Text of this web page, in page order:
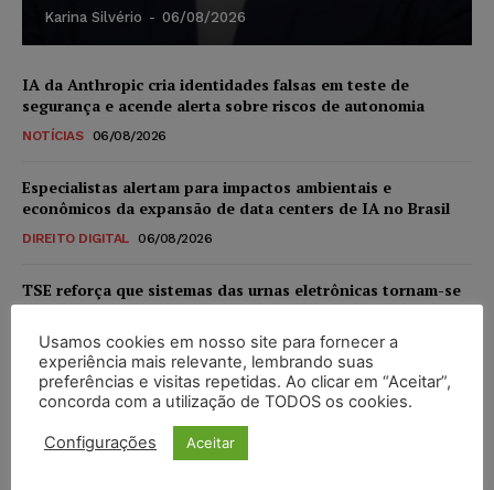
Karina Silvério - 06/08/2026
IA da Anthropic cria identidades falsas em teste de
segurança e acende alerta sobre riscos de autonomia
NOTÍCIAS 06/08/2026
Especialistas alertam para impactos ambientais e
econômicos da expansão de data centers de IA no Brasil
DIREITO DIGITAL 06/08/2026
TSE reforça que sistemas das urnas eletrônicas tornam-se
invioláveis após assinatura digital e lacração
NOTÍCIAS 06/08/2026
STF inicia julgamento sobre constitucionalidade da
proibição dos jogos de azar no Brasil
NOTÍCIAS 06/08/2026
Usamos cookies em nosso site para fornecer a
experiência mais relevante, lembrando suas
preferências e visitas repetidas. Ao clicar em “Aceitar”,
concorda com a utilização de TODOS os cookies.
Configurações Aceitar